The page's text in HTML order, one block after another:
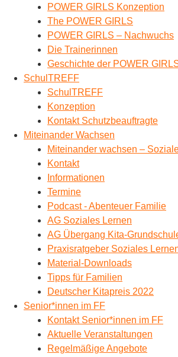
POWER GIRLS Konzeption
The POWER GIRLS
POWER GIRLS – Nachwuchs
Die Trainerinnen
Geschichte der POWER
SchulTREFF
SchulTREFF
Konzeption
Kontakt Schutzbeauftragte
Miteinander Wachsen
Miteinander wachsen –
Kontakt
Informationen
Termine
Podcast - Abenteuer Familie
AG Soziales Lernen
AG Übergang Kita-
Praxisratgeber Soziales
Material-Downloads
Tipps für Familien
Deutscher Kitapreis 2022
Senior*innen im FF
Kontakt Senior*innen im FF
Aktuelle Veranstaltungen
Regelmäßige Angebote